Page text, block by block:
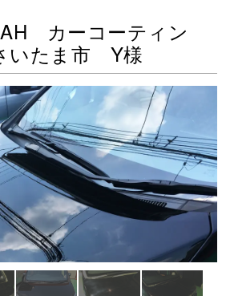
カーコーティン
いたま市 Y様